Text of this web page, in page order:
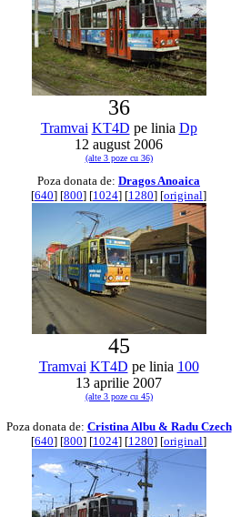
36
Tramvai KT4D pe linia Dp
12 august 2006
(alte 3 poze cu 36)
Poza donata de: Dragos Anoaica
[640] [800] [1024] [1280] [original]
45
Tramvai KT4D pe linia 100
13 aprilie 2007
(alte 3 poze cu 45)
Poza donata de: Cristina Albu & Radu Czech
[640] [800] [1024] [1280] [original]